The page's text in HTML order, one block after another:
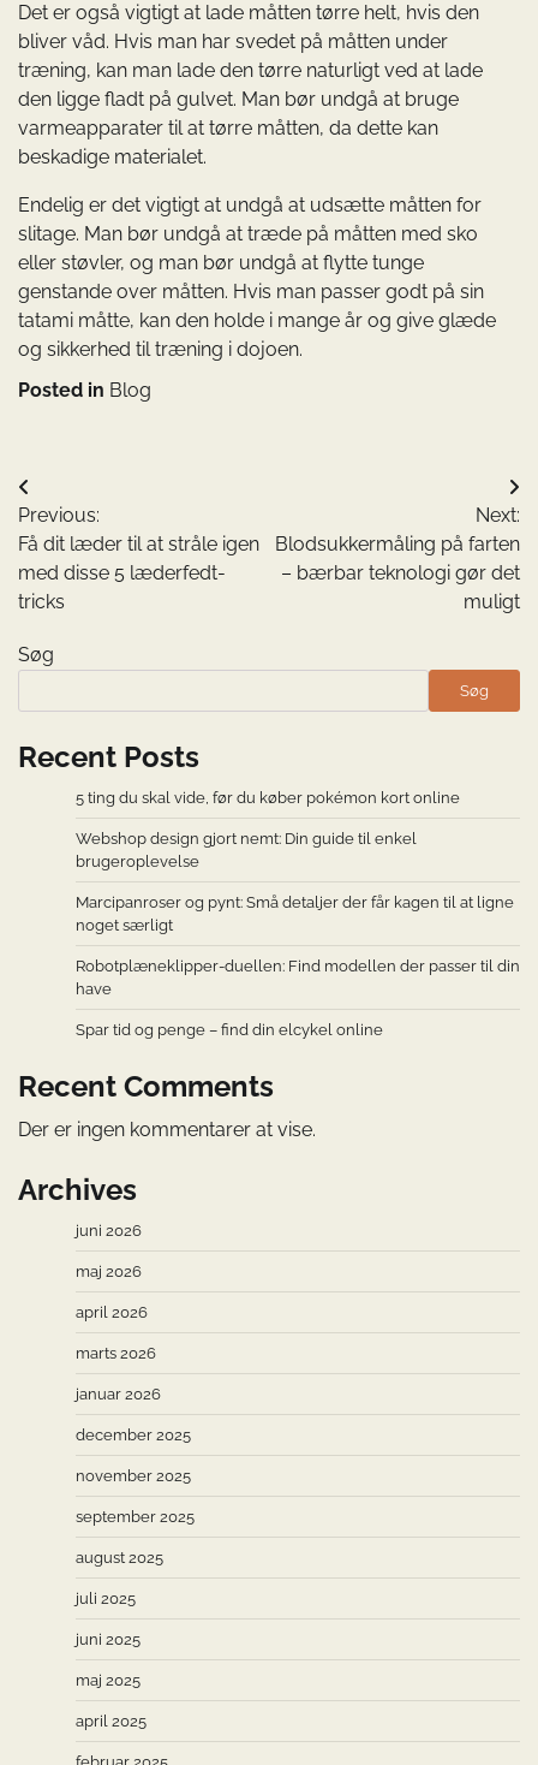
Det er også vigtigt at lade måtten tørre helt, hvis den
bliver våd. Hvis man har svedet på måtten under
træning, kan man lade den tørre naturligt ved at lade
den ligge fladt på gulvet. Man bør undgå at bruge
varmeapparater til at tørre måtten, da dette kan
beskadige materialet.
Endelig er det vigtigt at undgå at udsætte måtten for
slitage. Man bør undgå at træde på måtten med sko
eller støvler, og man bør undgå at flytte tunge
genstande over måtten. Hvis man passer godt på sin
tatami måtte, kan den holde i mange år og give glæde
og sikkerhed til træning i dojoen.
Posted in Blog
Indlægsnavigation
Previous:
Få dit læder til at stråle igen
med disse 5 læderfedt-
tricks
Next:
Blodsukkermåling på farten
– bærbar teknologi gør det
muligt
Søg
Søg
Recent Posts
5 ting du skal vide, før du køber pokémon kort online
Webshop design gjort nemt: Din guide til enkel
brugeroplevelse
Marcipanroser og pynt: Små detaljer der får kagen til at ligne
noget særligt
Robotplæneklipper-duellen: Find modellen der passer til din
have
Spar tid og penge – find din elcykel online
Recent Comments
Der er ingen kommentarer at vise.
Archives
juni 2026
maj 2026
april 2026
marts 2026
januar 2026
december 2025
november 2025
september 2025
august 2025
juli 2025
juni 2025
maj 2025
april 2025